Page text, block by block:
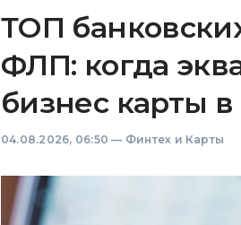
ТОП
ФЛП: когда
бизнес карты
04.08.2026, 06:50 — Финтех и Карты